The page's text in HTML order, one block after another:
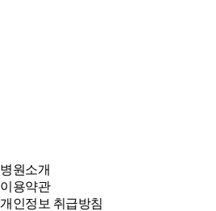
병원소개
이용약관
개인정보 취급방침